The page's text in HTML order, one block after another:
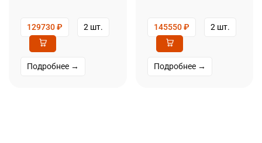
129730₽ 2 шт.
Подробнее →
145550₽ 2 шт.
Подробнее →